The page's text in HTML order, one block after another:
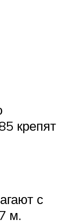
крепят
с
м.